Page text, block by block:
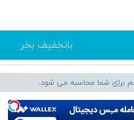
باتخفیف بخر
برای شما محاسبه می شود.